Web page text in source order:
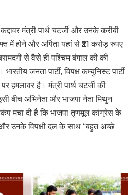
मंत्री पार्थ चटर्जी और उनके करीबी
में होने और अर्पिता यहां से ₹21 करोड़ रुपए
से वैसे ही पश्चिम बंगाल की की
जनता पार्टी, विपक्ष कम्युनिस्ट पार्टी
है। मंत्री पार्थ चटर्जी की
बीच अभिनेता और भाजपा नेता मिथुन
मचा दी है कि भाजपा तृणमूल कांग्रेस के
उनके विपक्षी दल के साथ “बहुत अच्छे